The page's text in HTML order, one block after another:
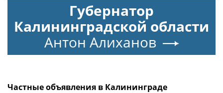
Губернатор
Калининградской области
Антон Алиханов
Частные объявления в Калининграде